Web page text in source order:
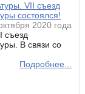
VII съезд
состоялся!
2020 года
съезд
В связи со
Подробнее...